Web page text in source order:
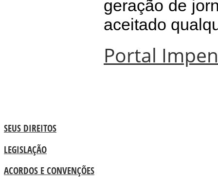
geração de
aceitado
Portal
SEUS DIREITOS
LEGISLAÇÃO
ACORDOS E CONVENÇÕES